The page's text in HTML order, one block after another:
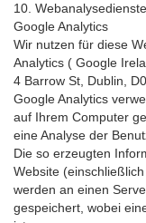
10. Webanalysedienste
Google Analytics
Wir nutzen für diese
Analytics ( Google
4 Barrow St, Dublin,
Google Analytics
auf Ihrem Computer
eine Analyse der
Die so erzeugten
Website
werden an einen
gespeichert, wobei